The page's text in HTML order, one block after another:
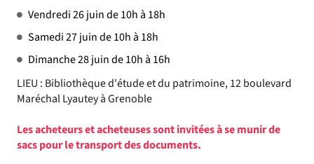
Vendredi 26 juin de 10h à 18h
Samedi 27 juin de 10h à 18h
Dimanche 28 juin de 10h à 16h
LIEU : Bibliothèque d'étude et du patrimoine, 12 boulevard
Maréchal Lyautey à Grenoble
Les acheteurs et acheteuses sont invitées à se munir de
sacs pour le transport des documents.